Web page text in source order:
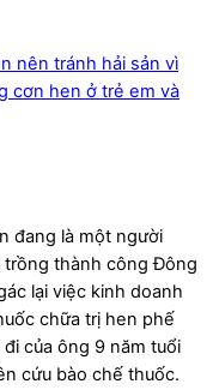
nên tránh hải sản vì
cơn hen ở trẻ em và
đang là một người
trồng thành công Đông
lại việc kinh doanh
chữa trị hen phế
của ông 9 năm tuổi
cứu bào chế thuốc.